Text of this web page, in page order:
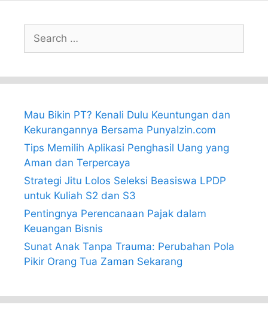
for:
Mau Bikin PT? Kenali Dulu Keuntungan dan
Kekurangannya Bersama PunyaIzin.com
Tips Memilih Aplikasi Penghasil Uang yang
Aman dan Terpercaya
Strategi Jitu Lolos Seleksi Beasiswa LPDP
untuk Kuliah S2 dan S3
Pentingnya Perencanaan Pajak dalam
Keuangan Bisnis
Sunat Anak Tanpa Trauma: Perubahan Pola
Pikir Orang Tua Zaman Sekarang